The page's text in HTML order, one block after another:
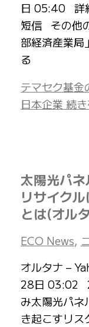
日 05:40 詳
短信 その他
部経済産業局
る
テマセク基金
日本企業 続
太陽光パ
リサイク
とは(オル
ECO News,
オルタナ –
28日 03:02
み太陽光パネ
き起こすリス